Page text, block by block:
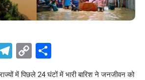
Telegram
Copy
Link
में पिछले 24 घंटों में भारी बारिश ने जनजीवन को